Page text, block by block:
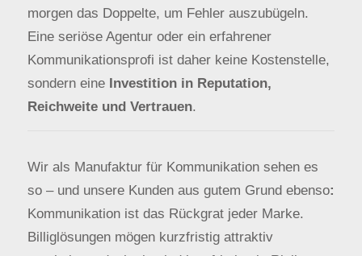
morgen das Doppelte, um Fehler auszubügeln.
Eine seriöse Agentur oder ein erfahrener
Kommunikationsprofi ist daher keine Kostenstelle,
sondern eine Investition in Reputation,
Reichweite und Vertrauen.
Wir als Manufaktur für Kommunikation sehen es
so – und unsere Kunden aus gutem Grund ebenso:
Kommunikation ist das Rückgrat jeder Marke.
Billiglösungen mögen kurzfristig attraktiv